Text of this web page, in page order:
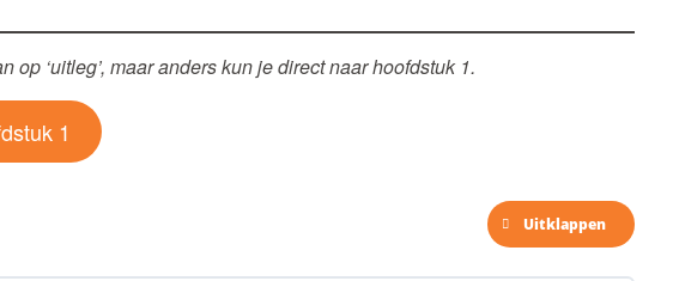
‘uitleg’, maar anders kun je direct naar hoofdstuk 1.
1
Uitklappen